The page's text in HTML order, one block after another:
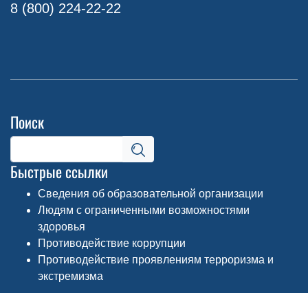
8 (800) 224-22-22
Поиск
Быстрые ссылки
Сведения об образовательной организации
Людям с ограниченными возможностями
здоровья
Противодействие коррупции
Противодействие проявлениям терроризма и
экстремизма